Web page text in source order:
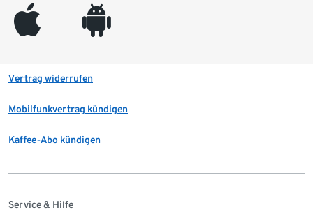
appleinc android
Vertrag widerrufen
Mobilfunkvertrag kündigen
Kaffee-Abo kündigen
Service & Hilfe